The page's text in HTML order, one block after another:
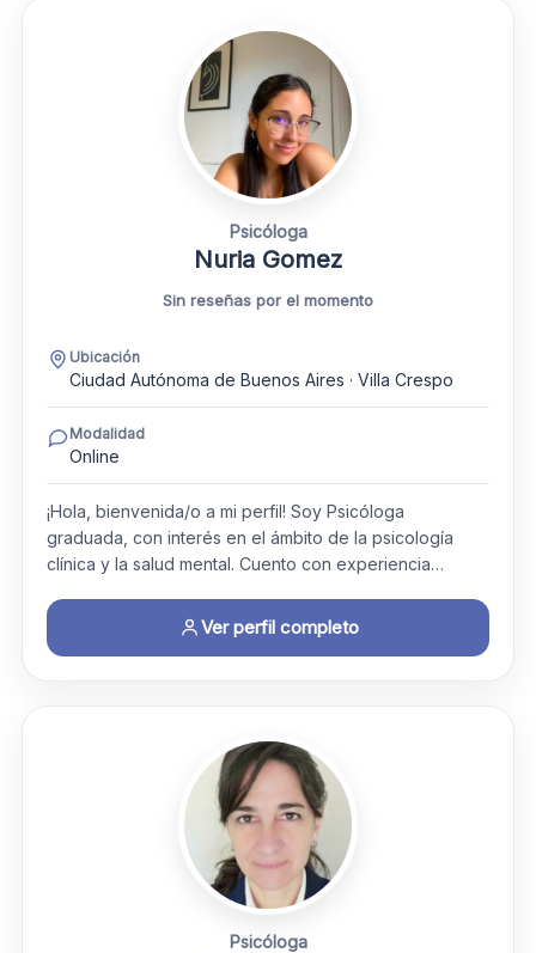
Psicóloga
Nuria Gomez
Sin reseñas por el momento
Ubicación
Ciudad Autónoma de Buenos Aires · Villa Crespo
Modalidad
Online
¡Hola, bienvenida/o a mi perfil! Soy Psicóloga
graduada, con interés en el ámbito de la psicología
clínica y la salud mental. Cuento con experiencia…
Ver perfil completo
Psicóloga